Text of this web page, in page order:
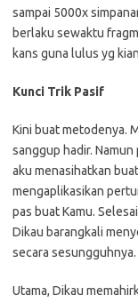
sampai 5000x
berlaku sewaktu
kans guna lulus yg
Kunci Trik Pasif
Kini buat metodenya.
sanggup hadir.
aku menasihatkan
mengaplikasikan
pas buat Kamu.
Dikau barangkali
secara
Utama, Dikau